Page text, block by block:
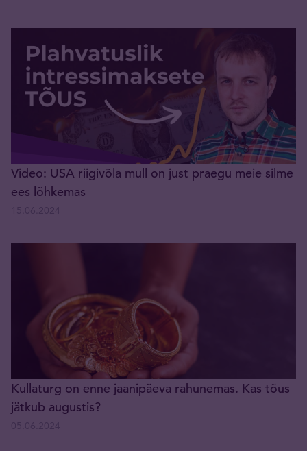
Video: USA riigivõla mull on just praegu meie silme
ees lõhkemas
Kullaturg on enne jaanipäeva rahunemas. Kas tõus
jätkub augustis?